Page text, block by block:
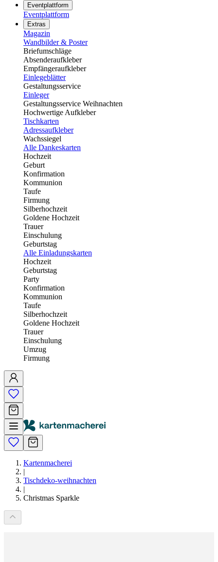
Eventplattform
Eventplattform
Extras
Magazin
Wandbilder & Poster
Briefumschläge
Absenderaufkleber
Empfängeraufkleber
Einlegeblätter
Gestaltungsservice
Einleger
Gestaltungsservice Weihnachten
Hochwertige Aufkleber
Tischkarten
Adressaufkleber
Wachssiegel
Alle Dankeskarten
Hochzeit
Geburt
Konfirmation
Kommunion
Taufe
Firmung
Silberhochzeit
Goldene Hochzeit
Trauer
Einschulung
Geburtstag
Alle Einladungskarten
Hochzeit
Geburtstag
Party
Konfirmation
Kommunion
Taufe
Silberhochzeit
Goldene Hochzeit
Trauer
Einschulung
Umzug
Firmung
Kartenmacherei
|
Tischdeko-weihnachten
|
Christmas Sparkle